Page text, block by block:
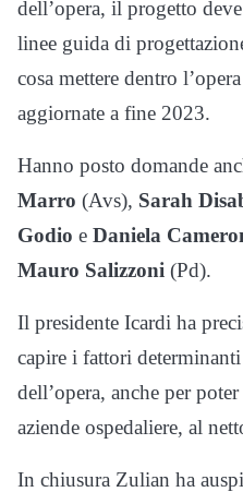
dell’opera, il progetto
linee guida di
cosa mettere dentro
aggiornate a fine 2023.
Hanno posto domande
Marro (Avs), Sarah
Godio e Daniela
Mauro Salizzoni (Pd).
Il presidente Icardi ha
capire i fattori
dell’opera, anche per
aziende ospedaliere, al
In chiusura Zulian ha